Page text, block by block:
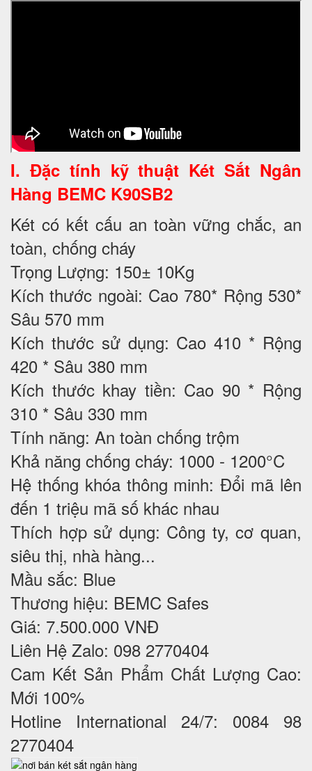
I. Đặc tính kỹ thuật Két Sắt Ngân
Hàng BEMC K90SB2
Két có kết cấu an toàn vững chắc, an
toàn, chống cháy
Trọng Lượng: 150± 10Kg
Kích thước ngoài: Cao 780* Rộng 530*
Sâu 570 mm
Kích thước sử dụng: Cao 410 * Rộng
420 * Sâu 380 mm
Kích thước khay tiền: Cao 90 * Rộng
310 * Sâu 330 mm
Tính năng: An toàn chống trộm
Khả năng chống cháy: 1000 - 1200°C
Hệ thống khóa thông minh: Đổi mã lên
đến 1 triệu mã số khác nhau
Thích hợp sử dụng: Công ty, cơ quan,
siêu thị, nhà hàng...
Mầu sắc: Blue
Thương hiệu: BEMC Safes
Giá: 7.500.000 VNĐ
Liên Hệ Zalo: 098 2770404
Cam Kết Sản Phẩm Chất Lượng Cao:
Mới 100%
Hotline International 24/7: 0084 98
2770404